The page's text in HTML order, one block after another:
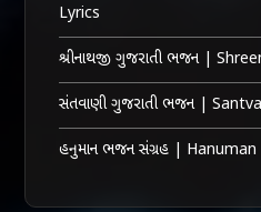
Lyrics
શ્રીનાથજી ગુજરાતી ભજન |
સંતવાણી ગુજરાતી ભજન |
હનુમાન ભજન સંગ્રહ |